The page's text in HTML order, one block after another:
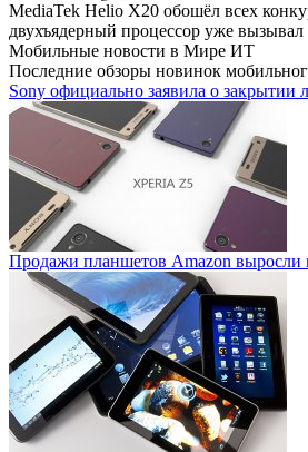
MediaTek Helio X20 обошёл всех
двухъядерный процессор уже
Мобильные новости в Мире ИТ
Последние обзоры новинок
Sony официально заявила о закрытии
Продажи планшетов Amazon выросли